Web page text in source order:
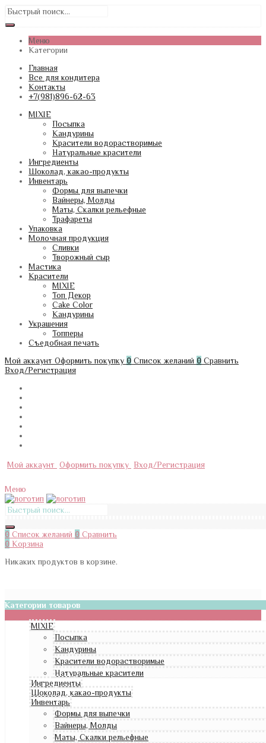
Меню
Категории
Главная
Все для кондитера
Контакты
+7(981)896-62-63
MIXIE
Посыпка
Кандурины
Красители водорастворимые
Натуральные красители
Ингредиенты
Шоколад, какао-продукты
Инвентарь
Формы для выпечки
Вайнеры, Молды
Маты, Скалки рельефные
Трафареты
Упаковка
Молочная продукция
Сливки
Творожный сыр
Мастика
Красители
MIXIE
Топ Декор
Cake Color
Кандурины
Украшения
Топперы
Съедобная печать
Мой аккаунт Оформить покупку 0 Список желаний 0 Сравнить
Вход/Регистрация
Мой аккаунт Оформить покупку Вход/Регистрация
Меню
0 Список желаний 0 Сравнить
0 Корзина
Никаких продуктов в корзине.
Категории товаров
MIXIE
Посыпка
Кандурины
Красители водорастворимые
Натуральные красители
Ингредиенты
Шоколад, какао-продукты
Инвентарь
Формы для выпечки
Вайнеры, Молды
Маты, Скалки рельефные